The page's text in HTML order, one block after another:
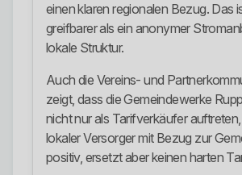
einen klaren regionalen Bezug. Das
greifbarer als ein anonymer
lokale Struktur.
Auch die Vereins- und
zeigt, dass die Gemeindewerke
nicht nur als Tarifverkäufer
lokaler Versorger mit Bezug zur
positiv, ersetzt aber keinen harten